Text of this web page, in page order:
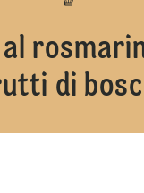
di